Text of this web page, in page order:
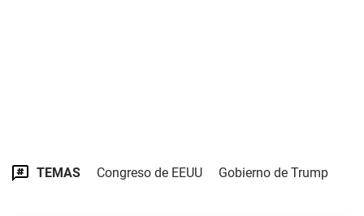
TEMAS Congreso de EEUU Gobierno de Trump